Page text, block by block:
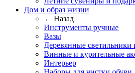
Дом и образ жизни
← Назад
Инструменты ручные
Вазы
Деревянные
Винные и курительные
Интерьер